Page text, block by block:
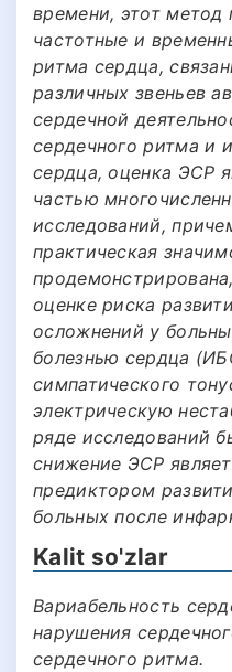
времени, этот метод
частотные и
ритма сердца,
различных звеньев
сердечной
сердечного ритма и
сердца, оценка ЭСР
частью
исследований,
практическая
оценке риска
осложнений у
болезнью сердца
симпатического
электрическую
ряде исследований
снижение ЭСР
предиктором
больных после
Kalit so'zlar
Вариабельность
нарушения
сердечного ритма.